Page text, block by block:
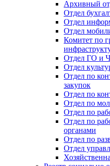
Архивный
Отдел
Отдел
Отдел
Комитет по
Отдел ГО и
Отдел
Отдел по
закупок
Отдел по
Отдел по
Отдел по
Отдел по
органами
Отдел по
Отдел